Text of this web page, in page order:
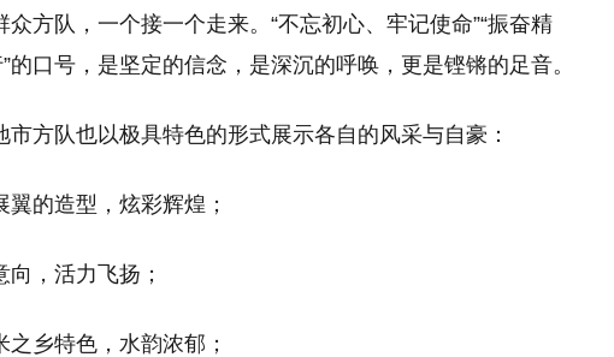
方队，一个接一个走来。“不忘初心、牢记使命”“振奋精
的口号，是坚定的信念，是深沉的呼唤，更是铿锵的足音。
方队也以极具特色的形式展示各自的风采与自豪：
的造型，炫彩辉煌；
，活力飞扬；
乡特色，水韵浓郁；